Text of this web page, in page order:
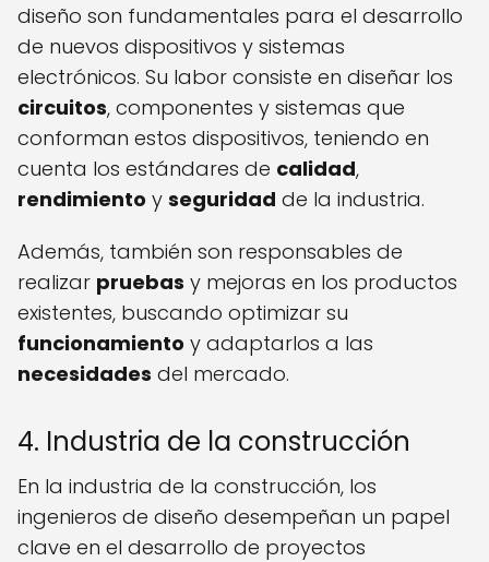
diseño son fundamentales para el desarrollo
de nuevos dispositivos y sistemas
electrónicos. Su labor consiste en diseñar los
circuitos, componentes y sistemas que
conforman estos dispositivos, teniendo en
cuenta los estándares de calidad,
rendimiento y seguridad de la industria.
Además, también son responsables de
realizar pruebas y mejoras en los productos
existentes, buscando optimizar su
funcionamiento y adaptarlos a las
necesidades del mercado.
4. Industria de la construcción
En la industria de la construcción, los
ingenieros de diseño desempeñan un papel
clave en el desarrollo de proyectos